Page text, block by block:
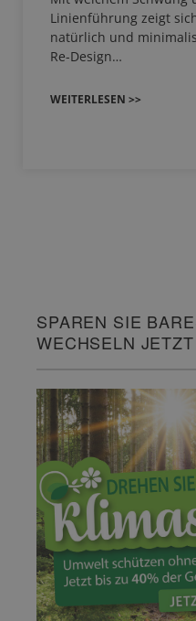
Linienführung zeigt
natürlich und
Re-Design…
WEITERLESEN >>
SPAREN SIE
WECHSELN